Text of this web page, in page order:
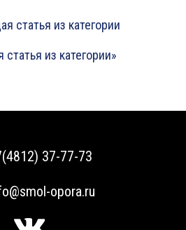
статья из категории
из категории»
37-77-73
opora.ru